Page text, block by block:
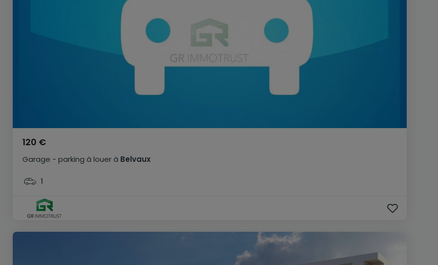
Garage - parking à louerà Belvaux
120 €
1